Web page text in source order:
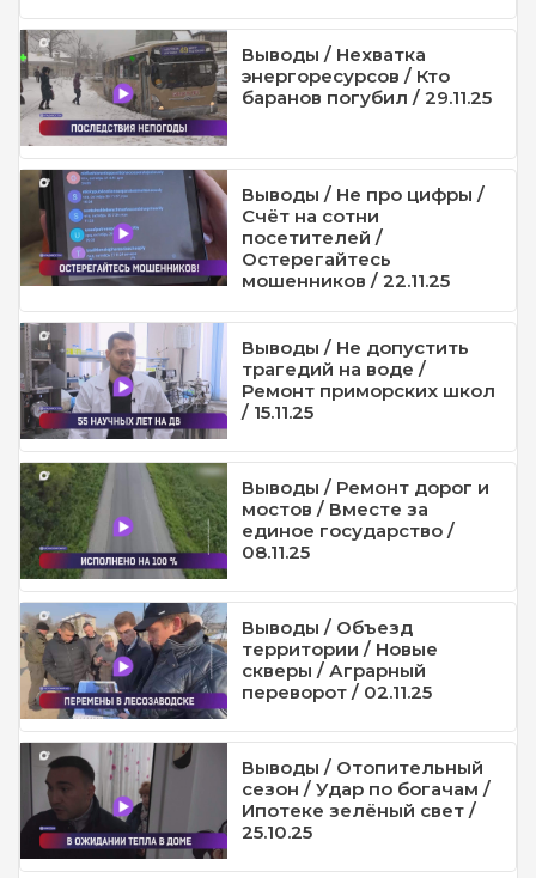
Выводы / Нехватка
энергоресурсов / Кто
баранов погубил / 29.11.25
Выводы / Не про цифры /
Счёт на сотни
посетителей /
Остерегайтесь
мошенников / 22.11.25
Выводы / Не допустить
трагедий на воде /
Ремонт приморских школ
/ 15.11.25
Выводы / Ремонт дорог и
мостов / Вместе за
единое государство /
08.11.25
Выводы / Объезд
территории / Новые
скверы / Аграрный
переворот / 02.11.25
Выводы / Отопительный
сезон / Удар по богачам /
Ипотеке зелёный свет /
25.10.25